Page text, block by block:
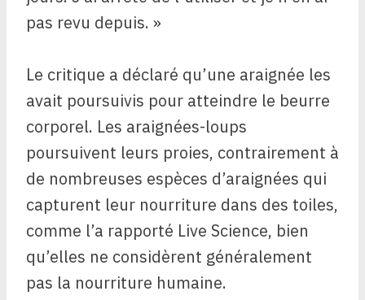
pas revu depuis. »
Le critique a déclaré qu’une araignée les
avait poursuivis pour atteindre le beurre
corporel. Les araignées-loups
poursuivent leurs proies, contrairement à
de nombreuses espèces d’araignées qui
capturent leur nourriture dans des toiles,
comme l’a rapporté Live Science, bien
qu’elles ne considèrent généralement
pas la nourriture humaine.